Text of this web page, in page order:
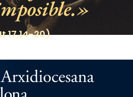
17,14-20)